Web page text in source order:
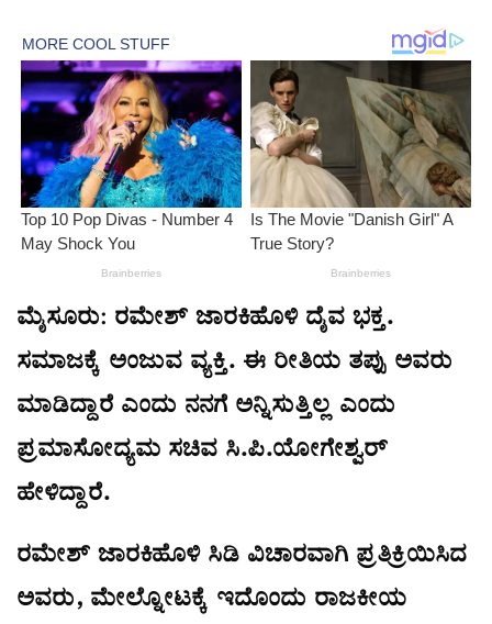
ಮೈಸೂರು: ರಮೇಶ್ ಜಾರಕಿಹೊಳಿ ದೈವ ಭಕ್ತ.
ಸಮಾಜಕ್ಕೆ ಅಂಜುವ ವ್ಯಕ್ತಿ. ಈ ರೀತಿಯ ತಪ್ಪು ಅವರು
ಮಾಡಿದ್ದಾರೆ ಎಂದು ನನಗೆ ಅನ್ನಿಸುತ್ತಿಲ್ಲ ಎಂದು
ಪ್ರಮಾಸೋದ್ಯಮ ಸಚಿವ ಸಿ.ಪಿ.ಯೋಗೇಶ್ವರ್
ಹೇಳಿದ್ದಾರೆ.
ರಮೇಶ್ ಜಾರಕಿಹೊಳಿ ಸಿಡಿ ವಿಚಾರವಾಗಿ ಪ್ರತಿಕ್ರಿಯಿಸಿದ
ಅವರು, ಮೇಲ್ನೋಟಕ್ಕೆ ಇದೊಂದು ರಾಜಕೀಯ